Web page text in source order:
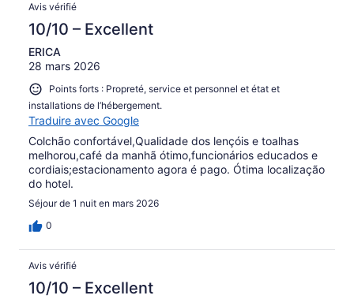
Avis vérifié
10/10 – Excellent
ERICA
28 mars 2026
Points forts : Propreté, service et personnel et état et
installations de l’hébergement.
Traduire avec Google
Colchão confortável,Qualidade dos lençóis e toalhas
melhorou,café da manhã ótimo,funcionários educados e
cordiais;estacionamento agora é pago. Ótima localização
do hotel.
Séjour de 1 nuit en mars 2026
0
Avis vérifié
10/10 – Excellent